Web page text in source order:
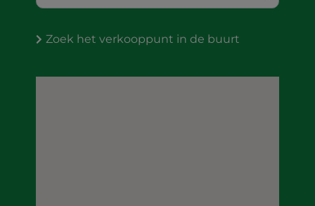
Zoek het verkooppunt in de buurt